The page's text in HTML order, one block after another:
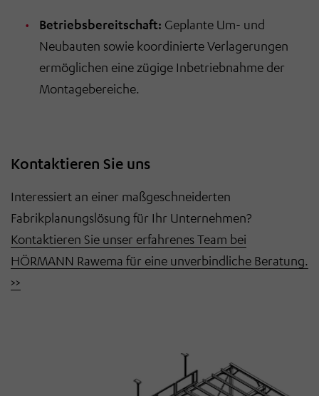
Schaltfläche „Einwilligung ändern“ können Sie zudem
Ihre getroffenen Einstellungen anpassen.
Betriebsbereitschaft: Geplante Um- und
Neubauten sowie koordinierte Verlagerungen
ermöglichen eine zügige Inbetriebnahme der
Montagebereiche.
Kontaktieren Sie uns
Interessiert an einer maßgeschneiderten
Fabrikplanungslösung für Ihr Unternehmen?
Kontaktieren Sie unser erfahrenes Team bei
HÖRMANN Rawema für eine unverbindliche Beratung.
>>